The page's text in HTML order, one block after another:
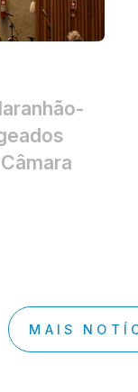
Câmara
debate sobre
MAIS